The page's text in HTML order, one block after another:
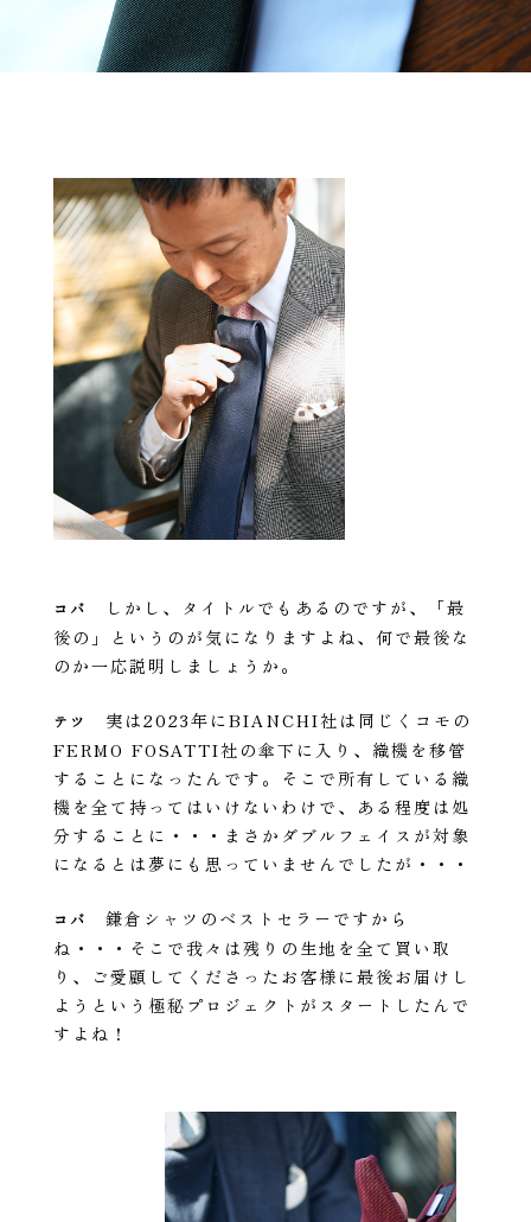
コバ
しかし、タイトルでもあるのですが、「最
後の」というのが気になりますよね、何で最後な
のか一応説明しましょうか。
テツ
実は2023年にBIANCHI社は同じくコモの
FERMO FOSATTI社の傘下に入り、織機を移管
することになったんです。そこで所有している織
機を全て持ってはいけないわけで、ある程度は処
分することに・・・まさかダブルフェイスが対象
になるとは夢にも思っていませんでしたが・・・
コバ
鎌倉シャツのベストセラーですから
ね・・・そこで我々は残りの生地を全て買い取
り、ご愛顧してくださったお客様に最後お届けし
ようという極秘プロジェクトがスタートしたんで
すよね！